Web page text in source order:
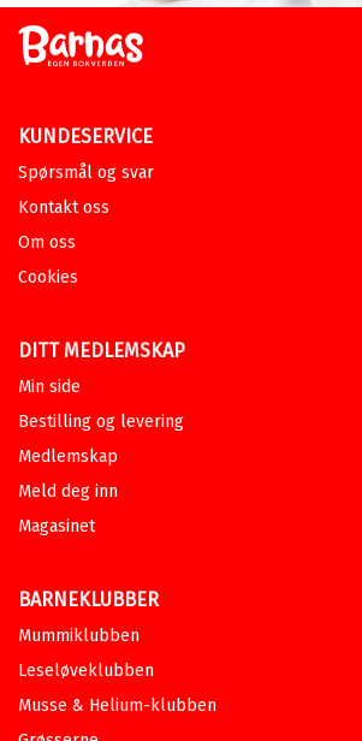
KUNDESERVICE
Spørsmål og svar
Kontakt oss
Om oss
Cookies
DITT MEDLEMSKAP
Min side
Bestilling og levering
Medlemskap
Meld deg inn
Magasinet
BARNEKLUBBER
Mummiklubben
Leseløveklubben
Musse & Helium-klubben